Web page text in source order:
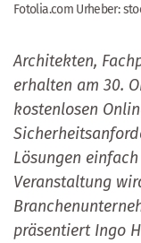
Fotolia.com Urheber:
Architekten,
erhalten am 30.
kostenlosen
Lösungen
Veranstaltung
präsentiert Ingo